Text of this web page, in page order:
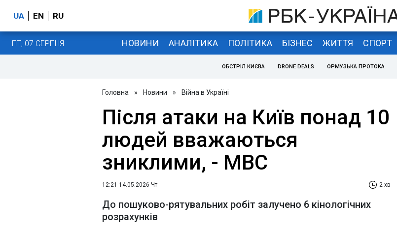
UA EN RU
ПТ, 07 СЕРПНЯ НОВИНИ АНАЛІТИКА ПОЛІТИКА БІЗНЕС ЖИТТЯ СПОРТ
ОБСТРІЛ КИЄВА DRONE DEALS ОРМУЗЬКА ПРОТОКА
Головна » Новини » Війна в Україні
Після атаки на Київ понад 10
людей вважаються
зниклими, - МВС
12:21 14.05.2026 Чт 2 хв
До пошуково-рятувальних робіт залучено 6 кінологічних
розрахунків